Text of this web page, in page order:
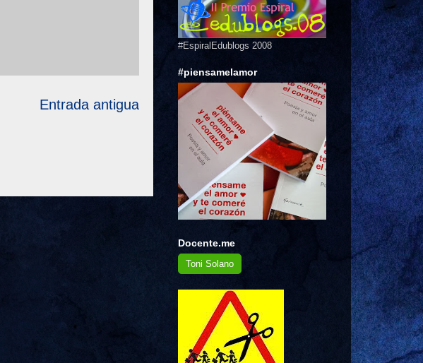
Entrada antigua
#EspiralEdublogs 2008
#piensamelamor
Docente.me
Toni Solano